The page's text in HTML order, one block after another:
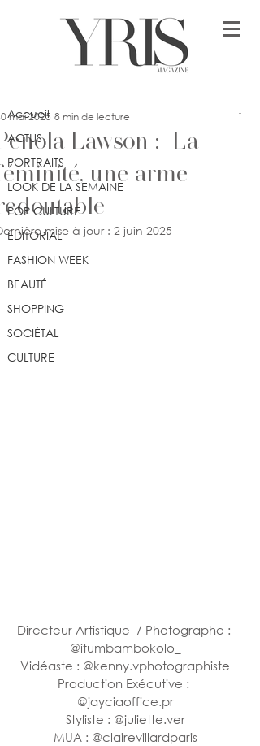
Accueil
ACTUS
PORTRAITS
LOOK DE LA SEMAINE
POP CULTURE
ÉDITORIAL
FASHION WEEK
BEAUTÉ
SHOPPING
SOCIÉTAL
CULTURE
Lawson : La
une arme
mai 2025 8 min de lecture
mise à jour : 2 juin 2025
Directeur Artistique  / Photographe :
@itumbambokolo_
Vidéaste : @kenny.vphotographiste
Production Exécutive :
@jayciaoffice.pr
Styliste : @juliette.ver
MUA : @clairevillardparis